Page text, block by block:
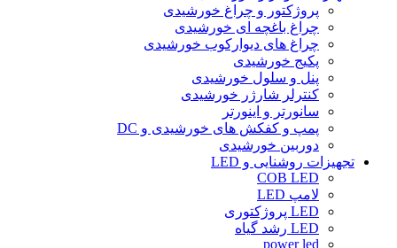
پروژکتور و چراغ خورشیدی
چراغ باغچه ای خورشیدی
چراغ های دیوارکوب خورشیدی
پکیج خورشیدی
پنل و سلول خورشیدی
کنترلر شارژر خورشیدی
سانورتر و اینورتر
پمپ و کفکش های خورشیدی و DC
دوربین خورشیدی
تجهیزات روشنایی و LED
COB LED
لامپ LED
LED پروژکتوری
LED رشد گیاه
power led